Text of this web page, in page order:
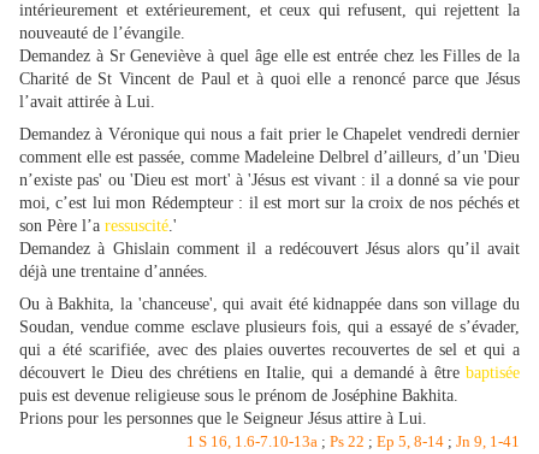
intérieurement et extérieurement, et ceux qui refusent, qui rejettent la
nouveauté de l’évangile.
Demandez à Sr Geneviève à quel âge elle est entrée chez les Filles de la
Charité de St Vincent de Paul et à quoi elle a renoncé parce que Jésus
l’avait attirée à Lui.
Demandez à Véronique qui nous a fait prier le Chapelet vendredi dernier
comment elle est passée, comme Madeleine Delbrel d’ailleurs, d’un 'Dieu
n’existe pas' ou 'Dieu est mort' à 'Jésus est vivant : il a donné sa vie pour
moi, c’est lui mon Rédempteur : il est mort sur la croix de nos péchés et
son Père l’a ressuscité.'
Demandez à Ghislain comment il a redécouvert Jésus alors qu’il avait
déjà une trentaine d’années.
Ou à Bakhita, la 'chanceuse', qui avait été kidnappée dans son village du
Soudan, vendue comme esclave plusieurs fois, qui a essayé de s’évader,
qui a été scarifiée, avec des plaies ouvertes recouvertes de sel et qui a
découvert le Dieu des chrétiens en Italie, qui a demandé à être baptisée
puis est devenue religieuse sous le prénom de Joséphine Bakhita.
Prions pour les personnes que le Seigneur Jésus attire à Lui.
1 S 16, 1.6-7.10-13a ; Ps 22 ; Ep 5, 8-14 ; Jn 9, 1-41